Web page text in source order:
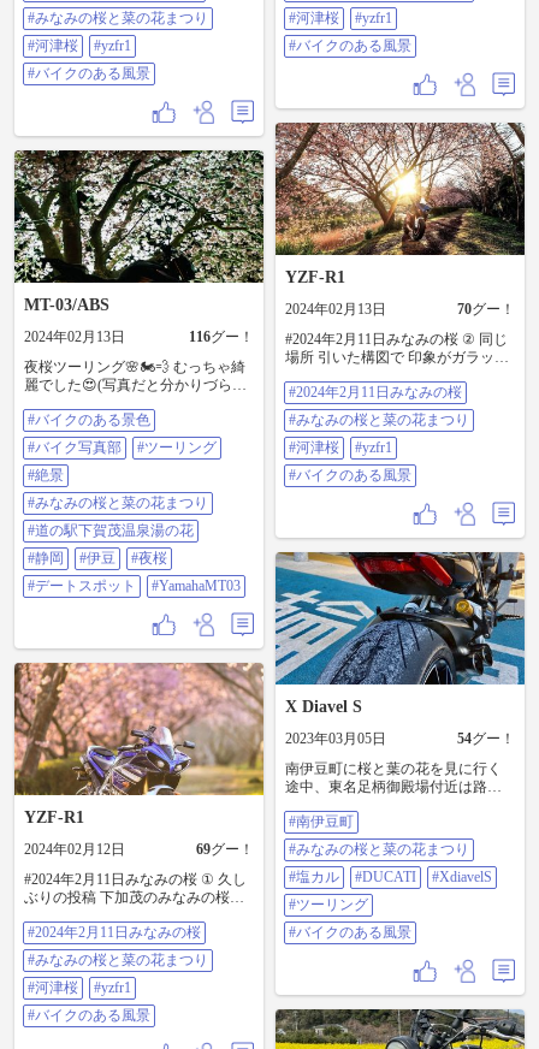
#みなみの桜と菜の花まつり
#河津桜
#yzfr1
#バイクのある風景
#河津桜
#yzfr1
#バイクのある風景
MT-03/ABS
2024年02月13日 116グー！
夜桜ツーリング🌸🏍️💨 むっちゃ綺
麗でした😍(写真だと分かりづらい
#バイクのある景色 #バイク写真部
#ツーリング #絶景 #みなみの桜と
菜の花まつり #道の駅下賀茂温泉湯
の花 #静岡 #伊豆 #夜桜 #デートス
ポット #yamahamt03
#バイクのある景色
#バイク写真部
#ツーリング
#絶景
#みなみの桜と菜の花まつり
#道の駅下賀茂温泉湯の花
#静岡
#伊豆
#夜桜
#デートスポット
#YamahaMT03
YZF-R1
2024年02月13日 70グー！
#2024年2月11日みなみの桜 ② 同じ
場所 引いた構図で 印象がガラッと
の桜と菜の花まつり #河津桜 #yzfr1
#バイクのある風景
#2024年2月11日みなみの桜
#みなみの桜と菜の花まつり
#河津桜
#yzfr1
#バイクのある風景
YZF-R1
2024年02月12日 69グー！
#2024年2月11日みなみの桜 ① 久し
ぶりの投稿 下加茂のみなみの桜が
した ほぼ満開で 場所によっては ま
だこれからのところも あと1週間は
綺麗な河津桜が楽しめそうです^^
しばらくみなみの桜 続きま〜す #
みなみの桜と菜の花まつり #河津桜
#yzfr1 #バイクのある風景
#2024年2月11日みなみの桜
#みなみの桜と菜の花まつり
#河津桜
#yzfr1
#バイクのある風景
X Diavel S
2023年03月05日 54グー！
南伊豆町に桜と葉の花を見に行く
途中、東名足柄御殿場付近は路面
(2023.2.26) 渋滞避けながら走った先
の南伊豆町は春爛漫。 #南伊豆町 #
みなみの桜と菜の花まつり #塩カル
#DUCATI #XdiavelS #ツーリング #
バイクのある風景
#南伊豆町
#みなみの桜と菜の花まつり
#塩カル
#DUCATI
#XdiavelS
#ツーリング
#バイクのある風景